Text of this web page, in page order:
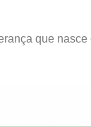
que nasce